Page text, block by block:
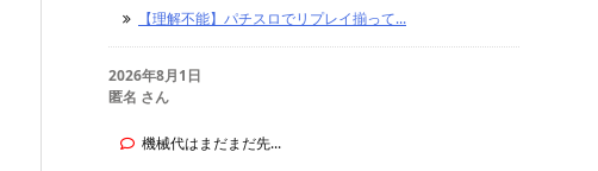
【理解不能】パチスロでリプレイ揃って...
2026年8月1日
匿名 さん
機械代はまだまだ先...